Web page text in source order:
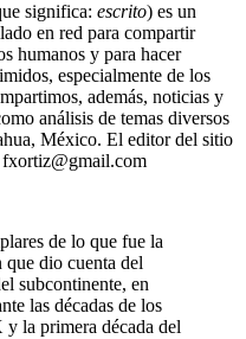
significa: escrito) es un
en red para compartir
humanos y para hacer
especialmente de los
además, noticias y
análisis de temas diversos
México. El editor del sitio
de lo que fue la
dio cuenta del
subcontinente, en
las décadas de los
la primera década del